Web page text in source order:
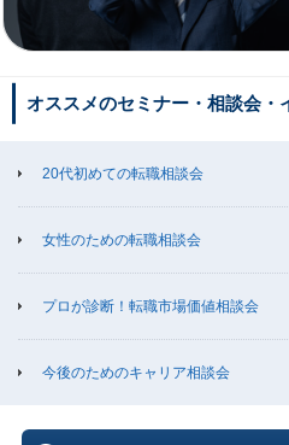
オススメのセミナー・相談会・
20代初めての転職相談会
女性のための転職相談会
プロが診断！転職市場価値相談会
今後のためのキャリア相談会